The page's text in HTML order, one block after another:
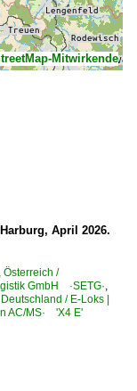
Mitwirkende
April 2026.
, Österreich /
GmbH ·SETG·,
Deutschland / E-Loks |
AC/MS· 'X4 E'